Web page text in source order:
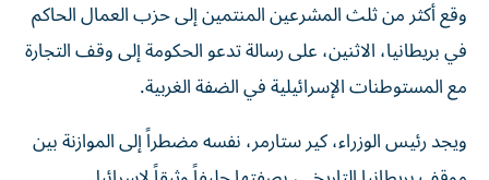
وقع أكثر من ثلث المشرعين المنتمين إلى حزب العمال الحاكم
في بريطانيا، الاثنين، على رسالة تدعو الحكومة إلى وقف التجارة
مع المستوطنات الإسرائيلية في الضفة الغربية.
ويجد رئيس الوزراء، كير ستارمر، نفسه مضطراً إلى الموازنة بين